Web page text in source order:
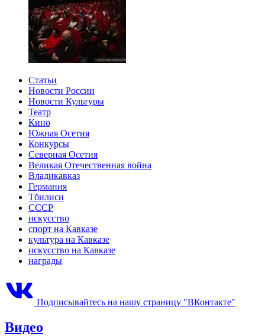
Статьи
Новости России
Новости Культуры
Театр
Кино
Южная Осетия
Конкурсы
Северная Осетия
Великая Отечественная война
Владикавказ
Германия
Тбилиси
СССР
искусство
спорт на Кавказе
культура на Кавказе
искусство на Кавказе
награды
Подписывайтесь на нашу страницу "ВКонтакте"
Видео